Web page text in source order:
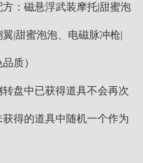
：磁悬浮武装摩托|甜蜜泡
|甜蜜泡泡、电磁脉冲枪|
质）
盘中已获得道具不会再次
得的道具中随机一个作为